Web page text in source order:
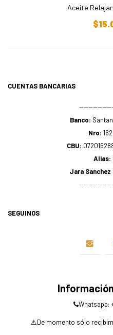
Aceite
$
CUENTAS BANCARIAS
Banco:
Nro:
CBU:
Alias:
Jara Sanchez
SEGUINOS
Whatsapp:
⚠️De momento sólo